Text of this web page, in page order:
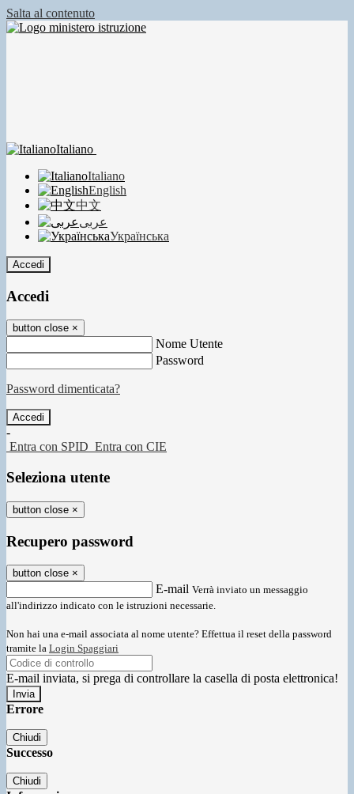
Salta al contenuto
Italiano
Italiano
English
中文
عربى
Українська
Accedi
Accedi
button close ×
Nome Utente
Password
Password dimenticata?
-
Entra con SPID Entra con CIE
Seleziona utente
button close ×
Recupero password
button close ×
E-mail Verrà inviato un messaggio
all'indirizzo indicato con le istruzioni necessarie.
Non hai una e-mail associata al nome utente? Effettua il reset della password
tramite la Login Spaggiari
E-mail inviata, si prega di controllare la casella di posta elettronica!
Errore
Chiudi
Successo
Chiudi